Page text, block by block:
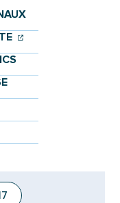
(OUVERTURE
(OUVERTURE